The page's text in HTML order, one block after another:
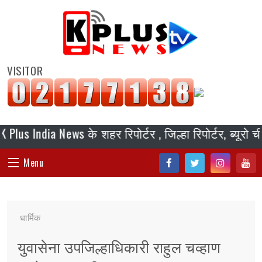
VISITOR
News के शहर रिपोर्टर , जिल्हा रिपोर्टर, ब्यूरो
Menu
संपादकीय
जॉब/ नोकरी
धार्मिक
युवासेना उपजिल्हाधिकारी राहुल चव्हाण